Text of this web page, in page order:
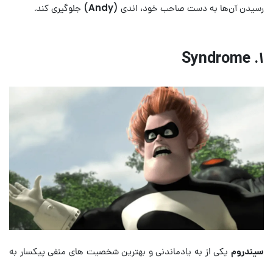
رسیدن‌ آن‌ها به دست صاحب خود، اندی (Andy) جلوگیری کند.
۱. Syndrome
سیندروم یکی از به یادماندنی و بهترین شخصیت های منفی پیکسار به